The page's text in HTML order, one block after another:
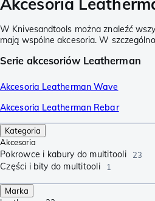
Akcesoria
W Knivesandtools można znaleźć
mają wspólne akcesoria. W
Serie akcesoriów Leatherman
Akcesoria Leatherman Wave
Akcesoria Leatherman Rebar
Kategoria
Akcesoria
Pokrowce i kabury do multitooli 23
Części i bity do multitooli 1
Marka